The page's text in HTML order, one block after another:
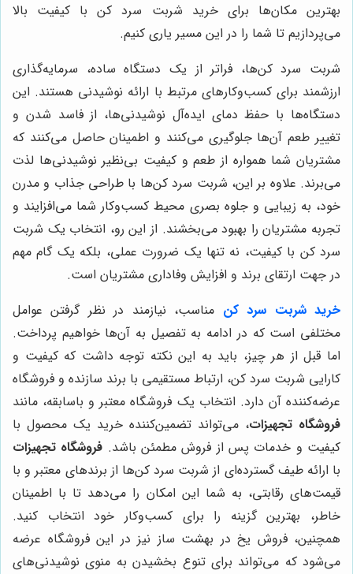
بهترین مکان‌ها برای خرید شربت سرد کن با کیفیت بالا
می‌پردازیم تا شما را در این مسیر یاری کنیم.
شربت سرد کن‌ها، فراتر از یک دستگاه ساده، سرمایه‌گذاری
ارزشمند برای کسب‌وکارهای مرتبط با ارائه نوشیدنی هستند. این
دستگاه‌ها با حفظ دمای ایده‌آل نوشیدنی‌ها، از فاسد شدن و
تغییر طعم آن‌ها جلوگیری می‌کنند و اطمینان حاصل می‌کنند که
مشتریان شما همواره از طعم و کیفیت بی‌نظیر نوشیدنی‌ها لذت
می‌برند. علاوه بر این، شربت سرد کن‌ها با طراحی جذاب و مدرن
خود، به زیبایی و جلوه بصری محیط کسب‌وکار شما می‌افزایند و
تجربه مشتریان را بهبود می‌بخشند. از این رو، انتخاب یک شربت
سرد کن با کیفیت، نه تنها یک ضرورت عملی، بلکه یک گام مهم
در جهت ارتقای برند و افزایش وفاداری مشتریان است.
خرید شربت سرد کن مناسب، نیازمند در نظر گرفتن عوامل
مختلفی است که در ادامه به تفصیل به آن‌ها خواهیم پرداخت.
اما قبل از هر چیز، باید به این نکته توجه داشت که کیفیت و
کارایی شربت سرد کن، ارتباط مستقیمی با برند سازنده و فروشگاه
عرضه‌کننده آن دارد. انتخاب یک فروشگاه معتبر و باسابقه، مانند
فروشگاه تجهیزات، می‌تواند تضمین‌کننده خرید یک محصول با
کیفیت و خدمات پس از فروش مطمئن باشد. فروشگاه تجهیزات
با ارائه طیف گسترده‌ای از شربت سرد کن‌ها از برندهای معتبر و با
قیمت‌های رقابتی، به شما این امکان را می‌دهد تا با اطمینان
خاطر، بهترین گزینه را برای کسب‌وکار خود انتخاب کنید.
همچنین، فروش یخ در بهشت ساز نیز در این فروشگاه عرضه
می‌شود که می‌تواند برای تنوع بخشیدن به منوی نوشیدنی‌های